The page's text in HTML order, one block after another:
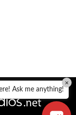
Ask me anything!
×